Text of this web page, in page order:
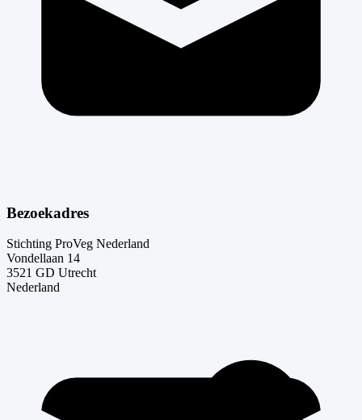
Bezoekadres
Stichting ProVeg Nederland
Vondellaan 14
3521 GD Utrecht
Nederland